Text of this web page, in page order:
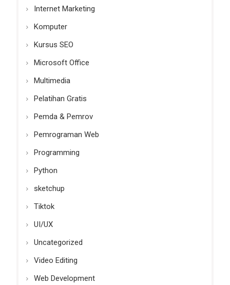
Internet Marketing
Komputer
Kursus SEO
Microsoft Office
Multimedia
Pelatihan Gratis
Pemda & Pemrov
Pemrograman Web
Programming
Python
sketchup
Tiktok
UI/UX
Uncategorized
Video Editing
Web Development